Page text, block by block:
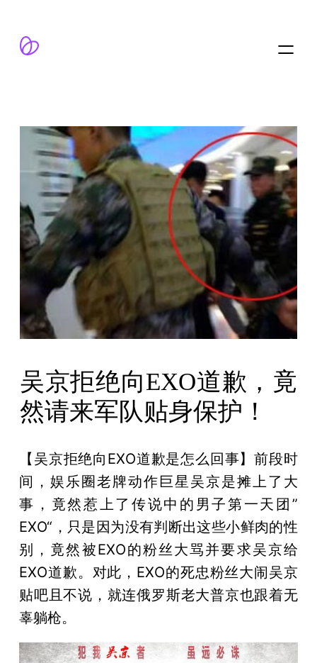
吴京拒绝向EXO道歉，竟
然请来军队贴身保护！
【吴京拒绝向EXO道歉是怎么回事】前段时
间，娱乐圈老牌动作巨星吴京是摊上了大
事，竟然惹上了传说中的男子第一天团”
EXO“，只是因为没有判断出这些小鲜肉的性
别，竟然被EXO的粉丝大骂并要求吴京给
EXO道歉。对此，EXO的死忠粉丝大闹吴京
贴吧且不说，就连俄罗斯老大普京也跟着无
辜躺枪。